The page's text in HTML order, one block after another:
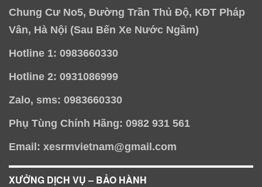
Chung Cư No5, Đường Trần Thủ Độ, KĐT Pháp
Vân, Hà Nội (Sau Bến Xe Nước Ngầm)
Hotline 1: 0983660330
Hotline 2: 0931086999
Zalo, sms: 0983660330
Phụ Tùng Chính Hãng: 0982 931 561
Email: xesrmvietnam@gmail.com
XƯỞNG DỊCH VỤ – BẢO HÀNH